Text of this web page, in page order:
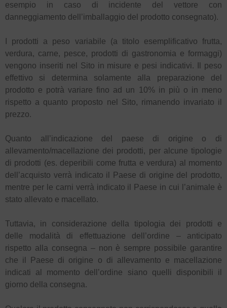
esempio in caso di incidente del vettore con
danneggiamento dell’imballaggio del prodotto consegnato).
I prodotti a peso variabile (a titolo esemplificativo frutta,
verdura, carne, pesce, prodotti di gastronomia e formaggi)
vengono inseriti nel Sito in misure e pesi indicativi. Il peso
effettivo si determina solamente alla preparazione del
prodotto e potrà variare fino ad un 10% in più o in meno
rispetto a quanto proposto nel Sito, rimanendo invariato il
prezzo.
Quanto all’indicazione del paese di origine o di
allevamento/macellazione dei prodotti, per alcune tipologie
di prodotti (es. deperibili come frutta e verdura) al momento
dell’acquisto verrà indicato il Paese di origine del prodotto,
mentre per le carni verrà indicato il Paese in cui l’animale è
stato allevato e macellato.
Tuttavia, in considerazione della tipologia dei prodotti e
delle modalità di effettuazione dell’ordine – anticipato
rispetto alla consegna – non è sempre possibile garantire
che il Paese di origine o di allevamento e macellazione
indicati al momento dell’ordine siano quelli disponibili il
giorno della consegna.